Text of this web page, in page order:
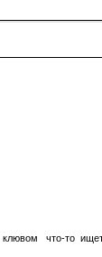
клювом что-то